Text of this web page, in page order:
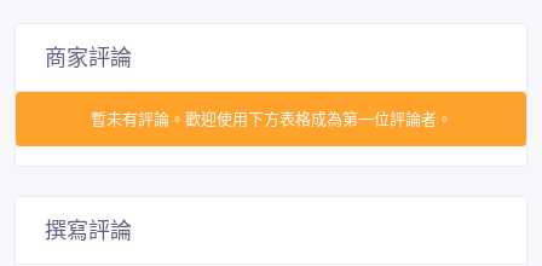
商家評論
暫未有評論。歡迎使用下方表格成為第一位評論者。
撰寫評論